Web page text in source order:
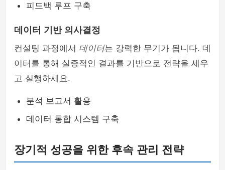
피드백 루프 구축
데이터 기반 의사결정
컨설팅 과정에서 데이터는 강력한 무기가 됩니다. 데
이터를 통해 실증적인 결과를 기반으로 전략을 세우
고 실행하세요.
분석 보고서 활용
데이터 통합 시스템 구축
장기적 성공을 위한 후속 관리 전략